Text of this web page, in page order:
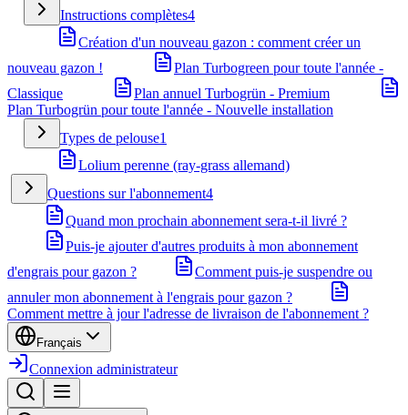
Instructions complètes4
Création d'un nouveau gazon : comment créer un
nouveau gazon !
Plan Turbogreen pour toute l'année -
Classique
Plan annuel Turbogrün - Premium
Plan Turbogrün pour toute l'année - Nouvelle installation
Types de pelouse1
Lolium perenne (ray-grass allemand)
Questions sur l'abonnement4
Quand mon prochain abonnement sera-t-il livré ?
Puis-je ajouter d'autres produits à mon abonnement
d'engrais pour gazon ?
Comment puis-je suspendre ou
annuler mon abonnement à l'engrais pour gazon ?
Comment mettre à jour l'adresse de livraison de l'abonnement ?
Français
Connexion administrateur